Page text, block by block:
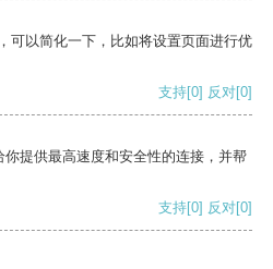
可以简化一下，比如将设置页面进行优
支持[0] 反对[0]
提供最高速度和安全性的连接，并帮
支持[0] 反对[0]